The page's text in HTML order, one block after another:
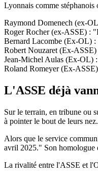
Lyonnais comme stéphanois
Raymond Domenech (ex-
Roger Rocher (ex-ASSE) :
Bernard Lacombe (Ex-OL) :
Robert Nouzaret (Ex-
Jean-Michel Aulas (Ex-OL)
Roland Romeyer (Ex-
L'ASSE déjà
Sur le terrain, en tribune ou
à pointer le bout de leurs nez.
Alors que le service
avril 2025." Son homologue
La rivalité entre l'ASSE et